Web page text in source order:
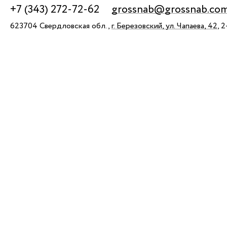
+7 (343) 272-72-62
623704 Свердловская обл., г. Березовский, ул. Чапаева, 42,